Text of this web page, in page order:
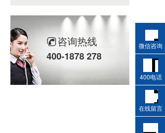
咨询热线
400-1878 278
微信咨询
400电话
在线留言